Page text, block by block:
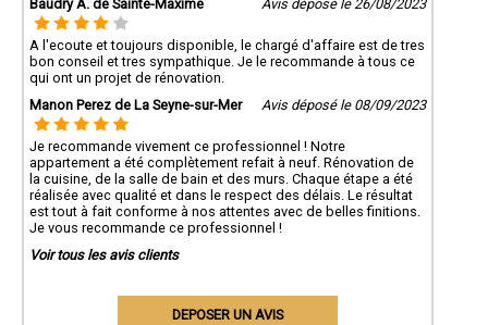
Baudry A. de Sainte-Maxime Avis déposé le 26/08/2023
A l'ecoute et toujours disponible, le chargé d'affaire est de tres
bon conseil et tres sympathique. Je le recommande à tous ce
qui ont un projet de rénovation.
Manon Perez de La Seyne-sur-Mer
Avis déposé le 08/09/2023
Je recommande vivement ce professionnel ! Notre
appartement a été complètement refait à neuf. Rénovation de
la cuisine, de la salle de bain et des murs. Chaque étape a été
réalisée avec qualité et dans le respect des délais. Le résultat
est tout à fait conforme à nos attentes avec de belles finitions.
Je vous recommande ce professionnel !
Voir tous les avis clients
DEPOSER UN AVIS